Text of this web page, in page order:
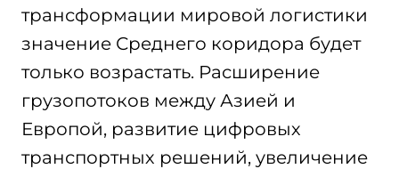
трансформации мировой логистики
значение Среднего коридора будет
только возрастать. Расширение
грузопотоков между Азией и
Европой, развитие цифровых
транспортных решений, увеличение